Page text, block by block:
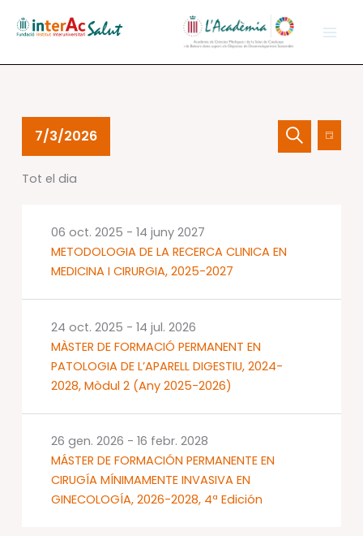
Esdeveniments
jul.
Navegació
visualCercade
Dia
7/3/2026
una
Tot el dia
METODOLOGIA DE LA RECERCA CLINICA EN
MEDICINA I CIRURGIA, 2025-2027
06 oct. 2025 - 14 juny 2027
MÀSTER DE FORMACIÓ PERMANENT EN
PATOLOGIA DE L’APARELL DIGESTIU, 2024-
2028, Mòdul 2 (Any 2025-2026)
24 oct. 2025 - 14 jul. 2026
MÁSTER DE FORMACIÓN PERMANENTE EN
CIRUGÍA MÍNIMAMENTE INVASIVA EN
GINECOLOGÍA, 2026-2028, 4ª Edición
26 gen. 2026 - 16 febr. 2028